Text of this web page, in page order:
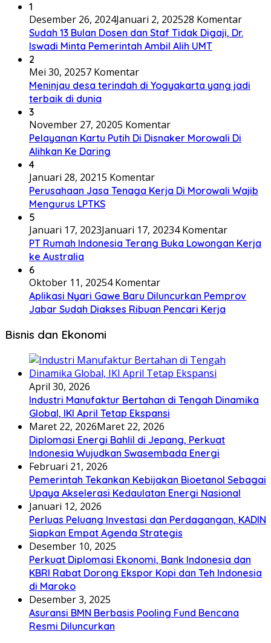
1
Desember 26, 2024Januari 2, 202528 Komentar
Sudah 13 Bulan Dosen dan Staf Tidak Digaji, Dr.
Iswadi Minta Pemerintah Ambil Alih UMT
2
Mei 30, 20257 Komentar
Meninjau desa terindah di Yogyakarta yang jadi
terbaik di dunia
3
November 27, 20205 Komentar
Pelayanan Kartu Putih Di Disnaker Morowali Di
Alihkan Ke Daring
4
Januari 28, 20215 Komentar
Perusahaan Jasa Tenaga Kerja Di Morowali Wajib
Mengurus LPTKS
5
Januari 17, 2023Januari 17, 20234 Komentar
PT Rumah Indonesia Terang Buka Lowongan Kerja
ke Australia
6
Oktober 11, 20254 Komentar
Aplikasi Nyari Gawe Baru Diluncurkan Pemprov
Jabar Sudah Diakses Ribuan Pencari Kerja
Bisnis dan Ekonomi
April 30, 2026
Industri Manufaktur Bertahan di Tengah Dinamika
Global, IKI April Tetap Ekspansi
Maret 22, 2026Maret 22, 2026
Diplomasi Energi Bahlil di Jepang, Perkuat
Indonesia Wujudkan Swasembada Energi
Februari 21, 2026
Pemerintah Tekankan Kebijakan Bioetanol Sebagai
Upaya Akselerasi Kedaulatan Energi Nasional
Januari 12, 2026
Perluas Peluang Investasi dan Perdagangan, KADIN
Siapkan Empat Agenda Strategis
Desember 10, 2025
Perkuat Diplomasi Ekonomi, Bank Indonesia dan
KBRI Rabat Dorong Ekspor Kopi dan Teh Indonesia
di Maroko
Desember 3, 2025
Asuransi BMN Berbasis Pooling Fund Bencana
Resmi Diluncurkan